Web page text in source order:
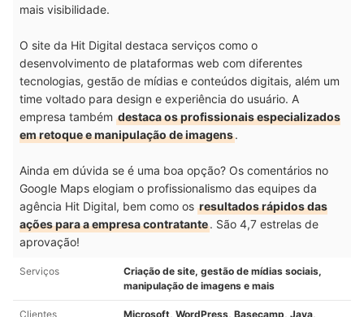
mais visibilidade.
O site da Hit Digital destaca serviços como o
desenvolvimento de plataformas web com diferentes
tecnologias, gestão de mídias e conteúdos digitais, além um
time voltado para design e experiência do usuário. A
empresa também destaca os profissionais especializados
em retoque e manipulação de imagens.
Ainda em dúvida se é uma boa opção? Os comentários no
Google Maps elogiam o profissionalismo das equipes da
agência Hit Digital, bem como os resultados rápidos das
ações para a empresa contratante. São 4,7 estrelas de
aprovação!
Serviços
Criação de site, gestão de mídias sociais,
manipulação de imagens e mais
Clientes Microsoft, WordPress, Basecamp, Java,